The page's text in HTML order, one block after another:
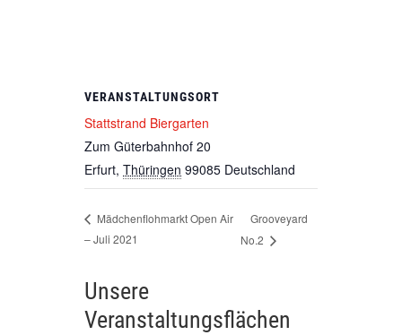
VERANSTALTUNGSORT
Stattstrand Biergarten
Zum Güterbahnhof 20
Erfurt, Thüringen 99085 Deutschland
Mädchenflohmarkt Open Air
– Juli 2021
Grooveyard
No.2
Unsere
Veranstaltungsflächen